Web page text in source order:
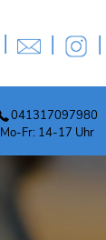
| | |
041317097980
Mo-Fr: 14-17 Uhr